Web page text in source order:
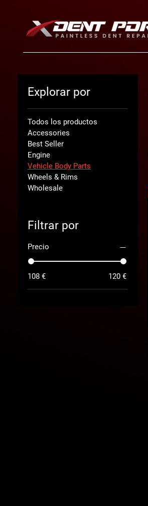
Explorar por
Todos los productos
Accessories
Best Seller
Engine
Vehicle Body Parts
Wheels & Rims
Wholesale
Filtrar por
Precio
108 € 120 €